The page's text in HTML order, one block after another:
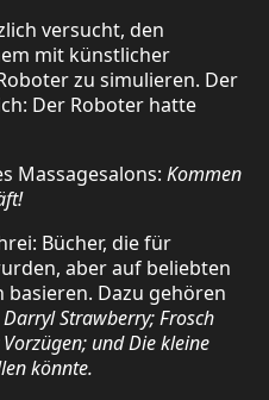
versucht, den
mit künstlicher
zu simulieren. Der
Der Roboter hatte
Massagesalons: Kommen
Bücher, die für
aber auf beliebten
basieren. Dazu gehören
Strawberry; Frosch
und Die kleine
könnte.